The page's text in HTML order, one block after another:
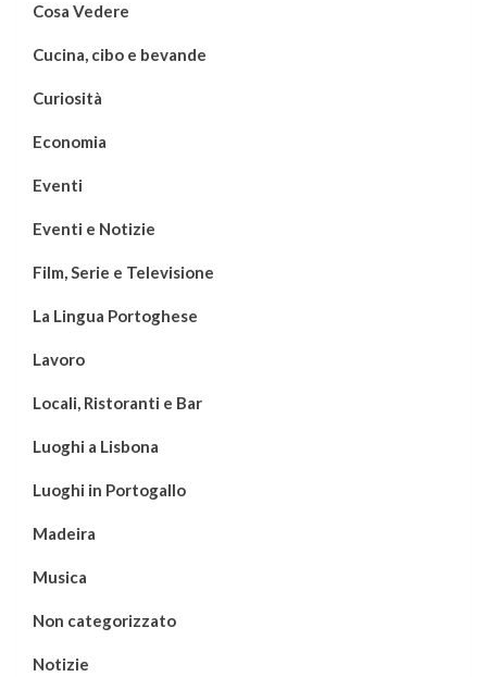
Cosa Vedere
Cucina, cibo e bevande
Curiosità
Economia
Eventi
Eventi e Notizie
Film, Serie e Televisione
La Lingua Portoghese
Lavoro
Locali, Ristoranti e Bar
Luoghi a Lisbona
Luoghi in Portogallo
Madeira
Musica
Non categorizzato
Notizie